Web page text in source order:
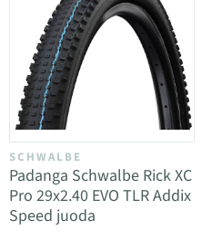
SCHWALBE
Padanga Schwalbe Rick XC
Pro 29x2.40 EVO TLR Addix
Speed juoda